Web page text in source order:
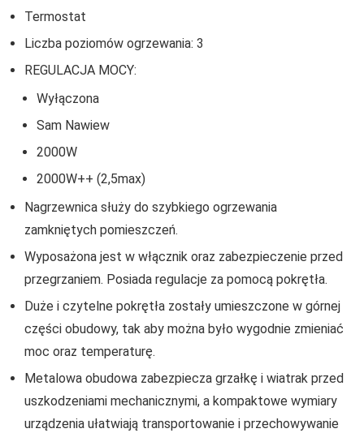
Termostat
Liczba poziomów ogrzewania: 3
REGULACJA MOCY:
Wyłączona
Sam Nawiew
2000W
2000W++ (2,5max)
Nagrzewnica służy do szybkiego ogrzewania
zamkniętych pomieszczeń.
Wyposażona jest w włącznik oraz zabezpieczenie przed
przegrzaniem. Posiada regulacje za pomocą pokrętła.
Duże i czytelne pokrętła zostały umieszczone w górnej
części obudowy, tak aby można było wygodnie zmieniać
moc oraz temperaturę.
Metalowa obudowa zabezpiecza grzałkę i wiatrak przed
uszkodzeniami mechanicznymi, a kompaktowe wymiary
urządzenia ułatwiają transportowanie i przechowywanie